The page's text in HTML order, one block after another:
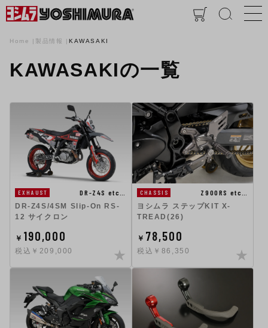
Home 製品情報 KAWASAKI
KAWASAKIの一覧
EXHAUST
DR-Z4S etc…
DR-Z4S/4SM Slip-On RS-
12 サイクロン
￥ 190,000
税込￥209,000
CHASSIS
Z900RS etc…
ヨシムラ ステップKIT X-
TREAD(26)
￥ 78,500
税込￥86,350